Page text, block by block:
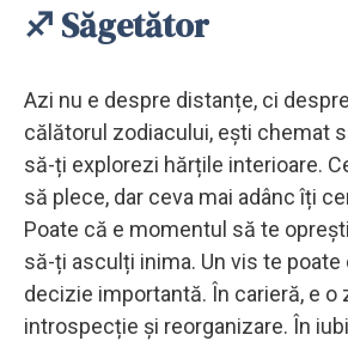
♐ Săgetător
Azi nu e despre distanțe, ci
călătorul zodiacului, ești chemat
să-ți explorezi hărțile interioare.
să plece, dar ceva mai adânc îți
Poate că e momentul să te
să-ți asculți inima. Un vis te
decizie importantă. În carieră, e o
introspecție și reorganizare. În